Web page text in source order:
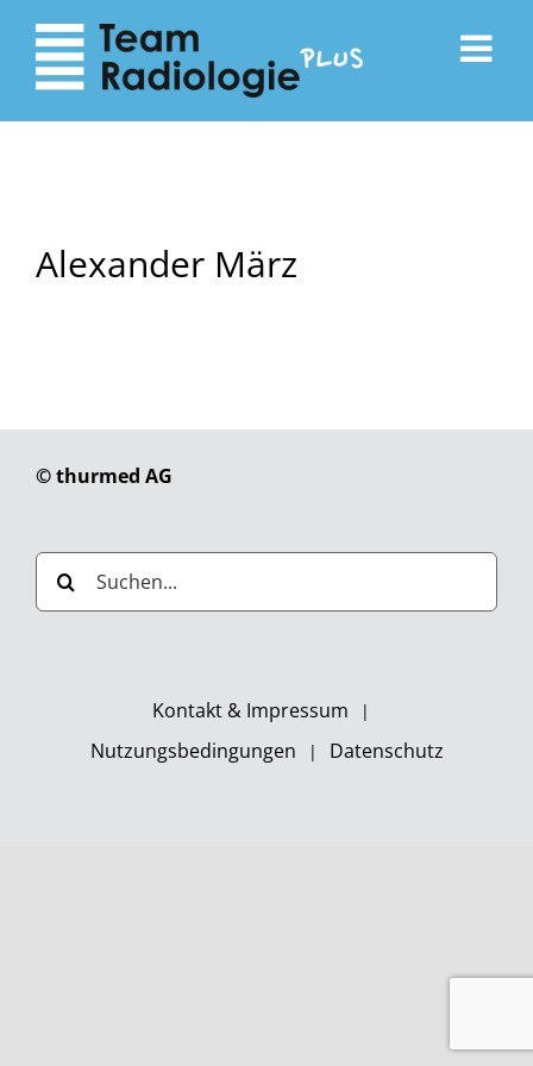
zum
Inhalt
Navigation
Alexander März
© thurmed AG
Suche
nach:
Kontakt & Impressum
Nutzungsbedingungen
Datenschutz